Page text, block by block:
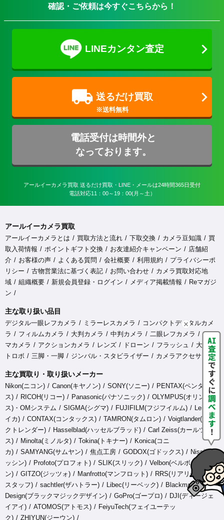
確認・ご依頼は今すぐこちらから！
LINEカンタン査定
送るだけ買取
電話受付は時間外と
なっております。
アールイーカメラ買取 送るだけ買取・LINE・メールは24時間365日受付
電話対応11：00～19：00(月～土）
アールイーカメラ買取
アールイーカメラとは 買取方法と流れ 下取交換 カメラ豆知識
買
取入荷情報
ポイントギフト交換 お友達紹介キャンペーン
店舗紹
介
お客様の声 よくある質問 会社概要 利用規約
プライバシーポ
リシー
古物営業法に基づく表記 お問い合わせ
カメラ買取対応地
域
組織概要 新規会員登録・ログイン メディア掲載情報
Reマガジ
ン
主な取り扱い品目
デジタル一眼レフカメラ ミラーレスカメラ
コンパクトデジタルカメ
ラ
フィルムカメラ 大判カメラ 中判カメラ 二眼レフカメラ
シネ
マカメラ
アクションカメラ レンズ ドローン フラッシュ
大型ス
トロボ
三脚・一脚 ジンバル・スタビライザー カメラアクセサリ
主な買取り・取り扱いメーカー
Nikon(ニコン) Canon(キヤノン) SONY(ソニー)
PENTAX(ペンタック
ス)
RICOH(リコー) Panasonic(パナソニック)
OLYMPUS(オリンパ
ス)・OMシステム
SIGMA(シグマ) FUJIFILM(フジフイルム)
Leica(ラ
イカ)
CONTAX(コンタックス) TAMRON(タムロン)
Voigtlander(フォ
クトレンダー)
Hasselblad(ハッセルブラッド)
Carl Zeiss(カールツァイ
ス)
Minolta(ミノルタ) Tokina(トキナー)
Konica(コニ
カ)
SAMYANG(サムヤン) 焦点工房 GODOX(ゴドックス)
Nissin(ニ
ッシン)
Profoto(プロフォト) SLIK(スリック)
Velbon(ベルボ
ン)
GITZO(ジッツォ) Manfrotto(マンフロット)
RRS(リアリーライト
スタッフ)
sachtler(ザハトラー) Libec(リーベック)
Blackmagic
Design(ブラックマジックデザイン)
GoPro(ゴープロ)
DJI(ディージェ
イアイ)
ATOMOS(アトモス)
FeiyuTech(フェイユーテッ
ク)
ZHIYUN(ジーウン)